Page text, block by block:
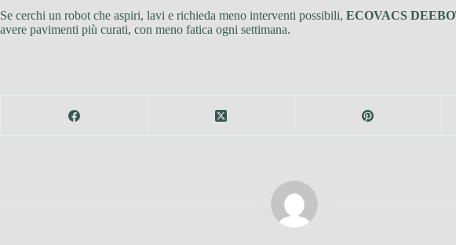
Se cerchi un robot che aspiri, lavi e richieda meno interventi possibili, ECOVACS
avere pavimenti più curati, con meno fatica ogni settimana.